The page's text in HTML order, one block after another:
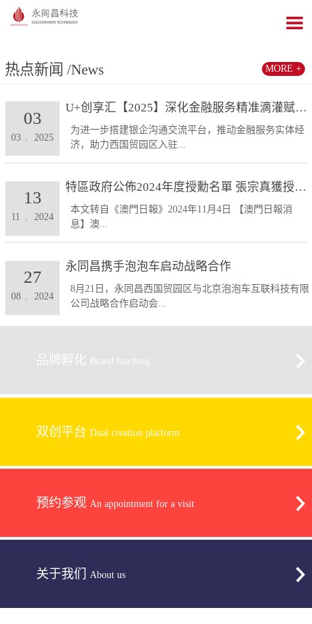
热点新闻 /News
U+创享汇【2025】深化金融服务精准滴灌赋能发展...
为进一步搭建银企沟通交流平台，推动金融服务实体经
济，助力西国贸园区入驻...
03 2025
03
特區政府公佈2024年度授勳名單 張宗真獲授予專業...
本文转自《澳門日報》2024年11月4日 【澳門日報消
息】澳...
11 2024
13
永同昌携手泡泡车启动战略合作
8月21日，永同昌西国贸园区与北京泡泡车互联科技有限
公司战略合作启动会...
08 . 2024
27
MORE +
品牌孵化 Brand hatching
双创平台 Dual creation platform
预约参观 An appointment for a visit
关于我们 About us